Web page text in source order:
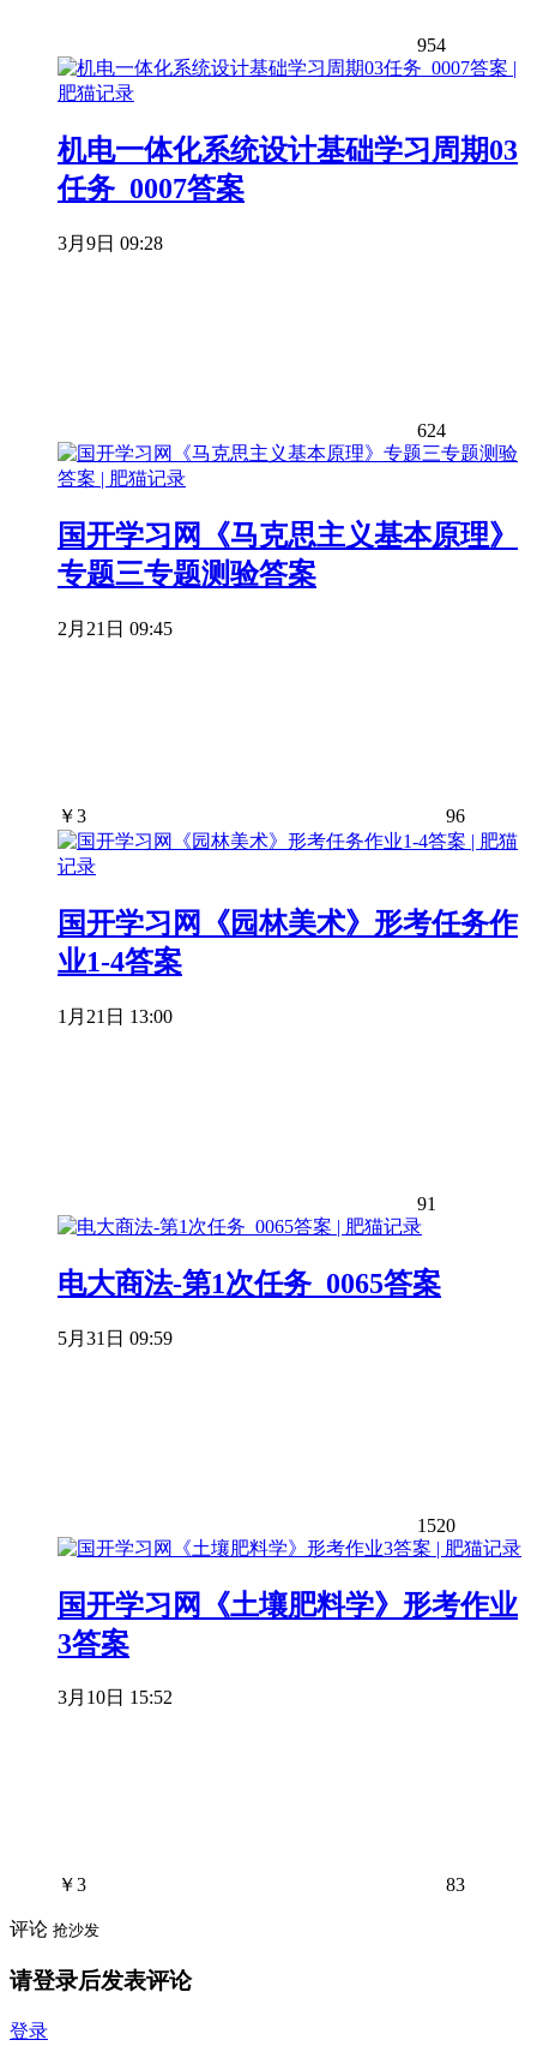
954
机电一体化系统设计基础学习周期03
任务_0007答案
3月9日 09:28
624
国开学习网《马克思主义基本原理》
专题三专题测验答案
2月21日 09:45
￥3 96
国开学习网《园林美术》形考任务作
业1-4答案
1月21日 13:00
91
电大商法-第1次任务_0065答案
5月31日 09:59
1520
国开学习网《土壤肥料学》形考作业
3答案
3月10日 15:52
￥3 83
评论 抢沙发
请登录后发表评论
登录